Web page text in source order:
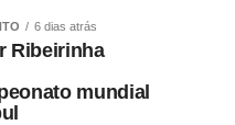
6 dias atrás
Ribeirinha
mundial